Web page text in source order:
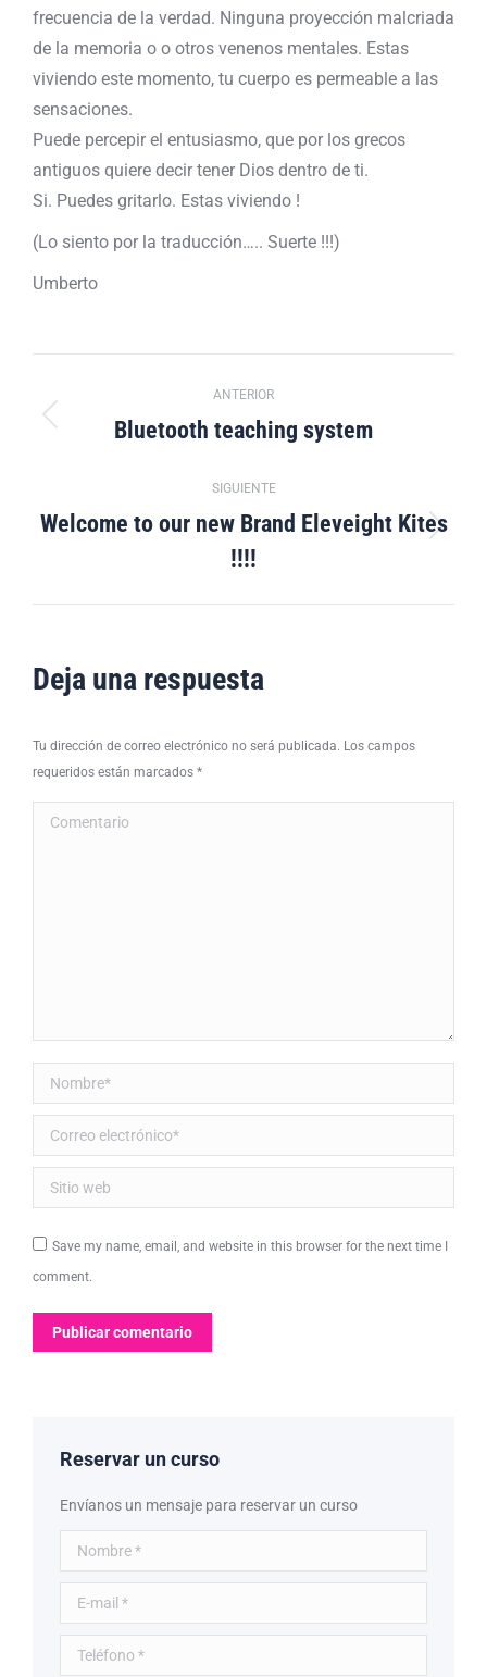
frecuencia de la verdad. Ninguna proyección malcriada
de la memoria o o otros venenos mentales. Estas
viviendo este momento, tu cuerpo es permeable a las
sensaciones.
Puede percepir el entusiasmo, que por los grecos
antiguos quiere decir tener Dios dentro de ti.
Si. Puedes gritarlo. Estas viviendo !
(Lo siento por la traducción….. Suerte !!!)
Umberto
entre
publicaciones
ANTERIOR
Publicación
Bluetooth teaching system
SIGUIENTE
siguiente:
Welcome to our new Brand Eleveight Kites
!!!!
Deja una respuesta
Tu dirección de correo electrónico no será publicada. Los campos
requeridos están marcados *
Comentario
Nombre *
Correo electrónico *
Sitio web
Save my name, email, and website in this browser for the next time I
comment.
Publicar comentario
Reservar un curso
Envíanos un mensaje para reservar un curso
Nombre *
E-mail *
Teléfono *